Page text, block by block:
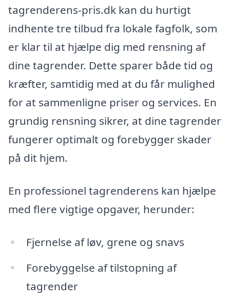
tagrenderens-pris.dk kan du hurtigt
indhente tre tilbud fra lokale fagfolk, som
er klar til at hjælpe dig med rensning af
dine tagrender. Dette sparer både tid og
kræfter, samtidig med at du får mulighed
for at sammenligne priser og services. En
grundig rensning sikrer, at dine tagrender
fungerer optimalt og forebygger skader
på dit hjem.
En professionel tagrenderens kan hjælpe
med flere vigtige opgaver, herunder:
Fjernelse af løv, grene og snavs
Forebyggelse af tilstopning af
tagrender